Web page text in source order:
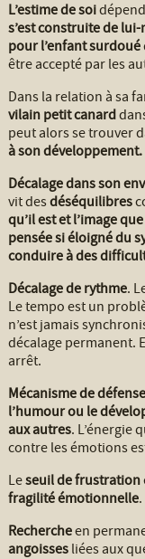
L’estime de soi
s’est construite de lui-
pour l’enfant surdoué
être accepté par les
Dans la relation à sa
vilain petit canard
peut alors se trouver
à son développement.
Décalage dans son
vit desdéséquilibres
qu’il est et l’image
pensée si éloigné du
conduire à des
Décalage de rythme.
Le tempo est un
n’est jamais
décalage permanent.
arrêt.
Mécanisme de défense
l’humour ou le
aux autres. L’énergie
contre les émotions
Leseuil de frustration
fragilité émotionnelle.
Rechercheen
angoisses liées aux